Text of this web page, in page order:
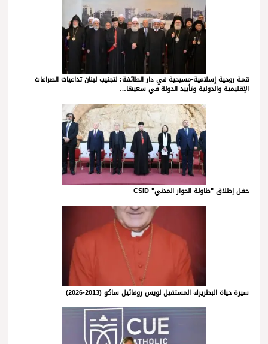
قمة روحية إسلامية-مسيحية في دار الطائفة: لتجنيب لبنان تداعيات الصراعات
الإقليمية والدولية وتأييد الدولة في سعيها…
حفل إطلاق "طاولة الحوار المدني" CSID
سيرة حياة البطريرك المستقيل لويس روفائيل ساكو (2013-2026)